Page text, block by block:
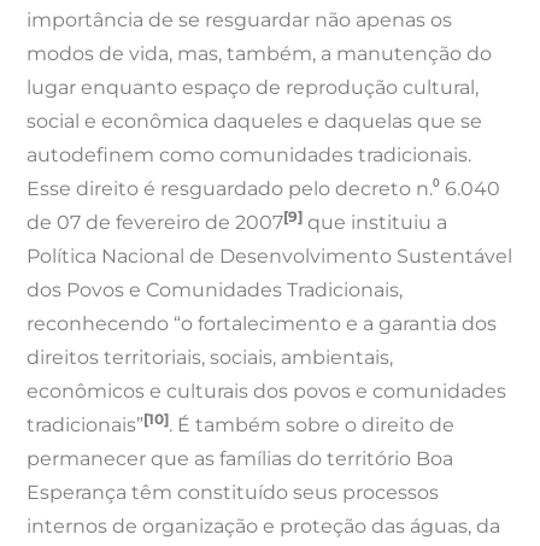
importância de se resguardar não apenas os
modos de vida, mas, também, a manutenção do
lugar enquanto espaço de reprodução cultural,
social e econômica daqueles e daquelas que se
autodefinem como comunidades tradicionais.
Esse direito é resguardado pelo decreto n.⁰ 6.040
de 07 de fevereiro de 2007[9] que instituiu a
Política Nacional de Desenvolvimento Sustentável
dos Povos e Comunidades Tradicionais,
reconhecendo “o fortalecimento e a garantia dos
direitos territoriais, sociais, ambientais,
econômicos e culturais dos povos e comunidades
tradicionais”[10]. É também sobre o direito de
permanecer que as famílias do território Boa
Esperança têm constituído seus processos
internos de organização e proteção das águas, da